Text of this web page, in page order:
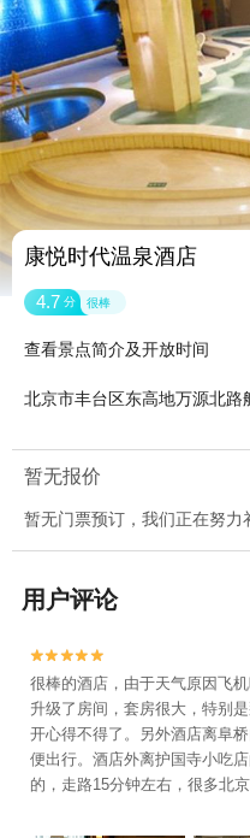
康悦时代温泉酒店
4.7 分 很棒
查看景点简介及开放时间
北京市丰台区东高地万源北路
暂无报价
暂无门票预订，我们正在努力
用户评论


很棒的酒店，由于天气原因飞
升级了房间，套房很大，特别
开心得不得了。另外酒店离阜
便出行。酒店外离护国寺小吃
的，走路15分钟左右，很多北
道不错。总之，再来北京还会选
